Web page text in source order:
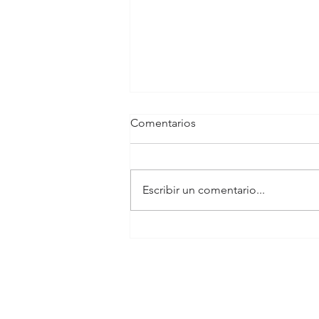
Comentarios
Escribir un comentario...